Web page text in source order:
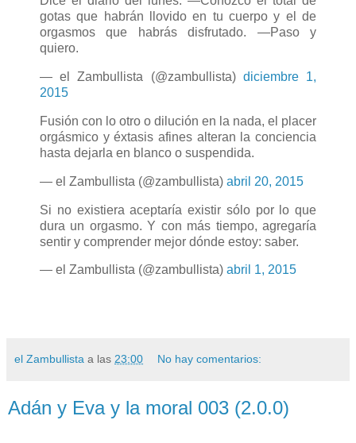
gotas que habrán llovido en tu cuerpo y el de
orgasmos que habrás disfrutado. —Paso y
quiero.
— el Zambullista (@zambullista) diciembre 1,
2015
Fusión con lo otro o dilución en la nada, el placer
orgásmico y éxtasis afines alteran la conciencia
hasta dejarla en blanco o suspendida.
— el Zambullista (@zambullista) abril 20, 2015
Si no existiera aceptaría existir sólo por lo que
dura un orgasmo. Y con más tiempo, agregaría
sentir y comprender mejor dónde estoy: saber.
— el Zambullista (@zambullista) abril 1, 2015
el Zambullista a las 23:00 No hay comentarios:
Adán y Eva y la moral 003 (2.0.0)